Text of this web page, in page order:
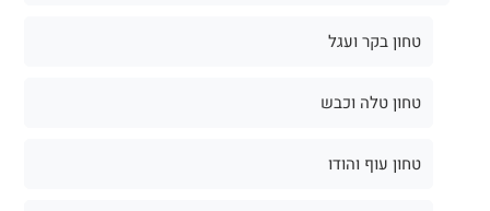
טחון בקר ועגל
טחון טלה וכבש
טחון עוף והודו